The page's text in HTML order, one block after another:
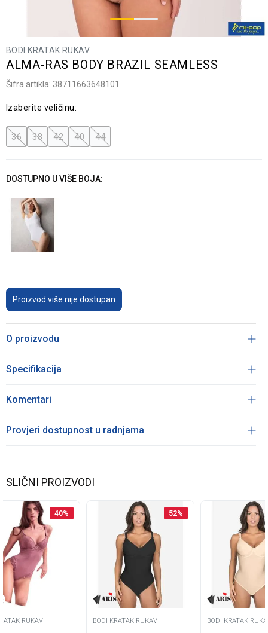
BODI KRATAK RUKAV
ALMA-RAS BODY BRAZIL SEAMLESS
Šifra artikla: 38711663648101
Izaberite veličinu:
36 38 42 40 44
DOSTUPNO U VIŠE BOJA:
Proizvod više nije dostupan
O proizvodu
Specifikacija
Komentari
Provjeri dostupnost u radnjama
SLIČNI PROIZVODI
40%
RUKAV
52%
BODI KRATAK RUKAV BODI KRATAK